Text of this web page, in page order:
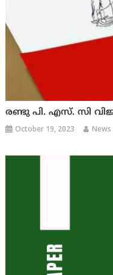
രണ്ടു പി. എസ്. സി
October 19, 2023 News